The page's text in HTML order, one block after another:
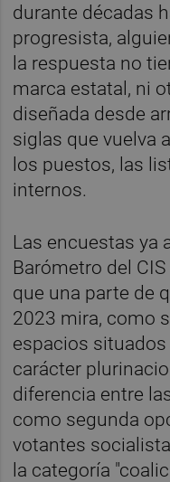
durante décadas
progresista,
la respuesta no
marca estatal, ni
diseñada desde
siglas que vuelva
los puestos, las
internos.
Las encuestas ya
Barómetro del
que una parte de
2023 mira, como
espacios
carácter
diferencia entre
como segunda
votantes
la categoría